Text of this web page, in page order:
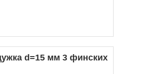
d=15 мм 3 финских